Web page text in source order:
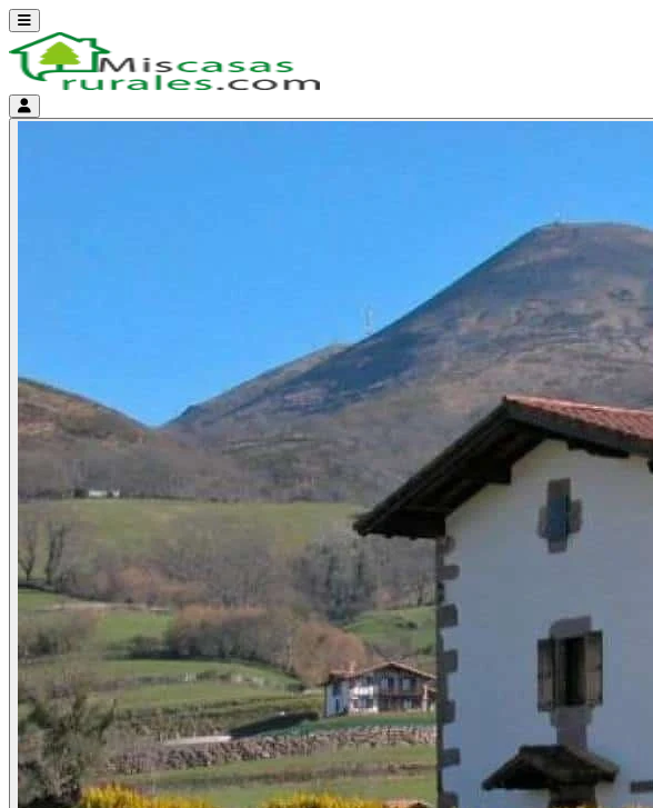
Abrir menú
Menú de cuenta